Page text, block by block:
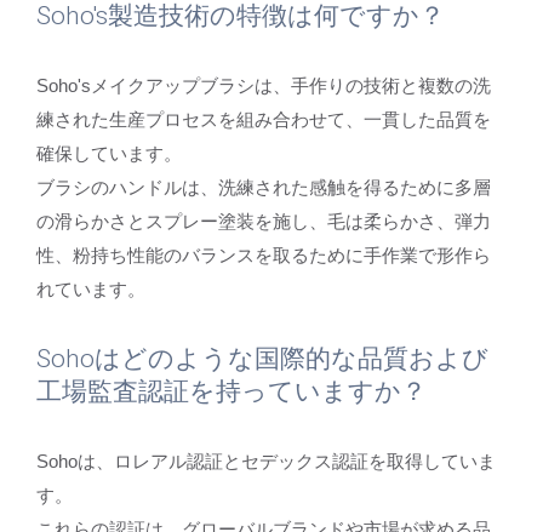
Soho's製造技術の特徴は何ですか？
Soho'sメイクアップブラシは、手作りの技術と複数の洗
練された生産プロセスを組み合わせて、一貫した品質を
確保しています。
ブラシのハンドルは、洗練された感触を得るために多層
の滑らかさとスプレー塗装を施し、毛は柔らかさ、弾力
性、粉持ち性能のバランスを取るために手作業で形作ら
れています。
Sohoはどのような国際的な品質および
工場監査認証を持っていますか？
Sohoは、ロレアル認証とセデックス認証を取得していま
す。